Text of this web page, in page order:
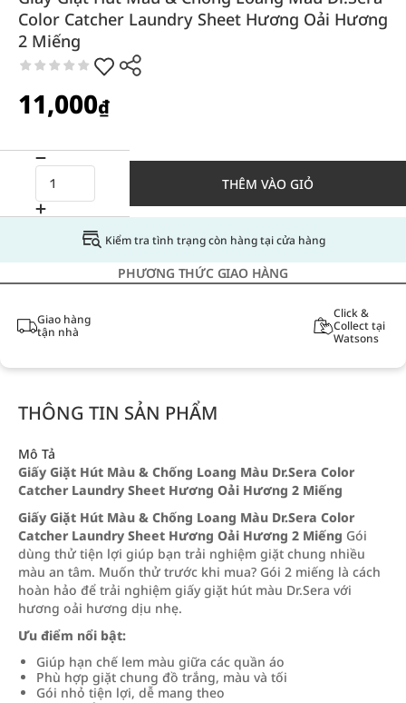
Color Catcher Laundry Sheet Hương Oải Hương
2 Miếng
11,000₫
THÊM VÀO GIỎ
Kiểm tra tình trạng còn hàng tại cửa hàng
PHƯƠNG THỨC GIAO HÀNG
Giao hàng
tận nhà
Click &
Collect tại
Watsons
THÔNG TIN SẢN PHẨM
Mô Tả
Giấy Giặt Hút Màu & Chống Loang Màu Dr.Sera Color
Catcher Laundry Sheet Hương Oải Hương 2 Miếng
Giấy Giặt Hút Màu & Chống Loang Màu Dr.Sera Color
Catcher Laundry Sheet Hương Oải Hương 2 Miếng Gói
dùng thử tiện lợi giúp bạn trải nghiệm giặt chung nhiều
màu an tâm. Muốn thử trước khi mua? Gói 2 miếng là cách
hoàn hảo để trải nghiệm giấy giặt hút màu Dr.Sera với
hương oải hương dịu nhẹ.
Ưu điểm nổi bật:
Giúp hạn chế lem màu giữa các quần áo
Phù hợp giặt chung đồ trắng, màu và tối
Gói nhỏ tiện lợi, dễ mang theo